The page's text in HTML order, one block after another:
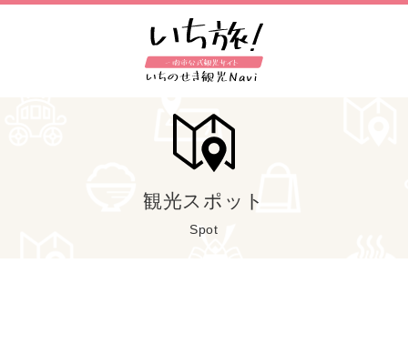
観光スポット
Spot